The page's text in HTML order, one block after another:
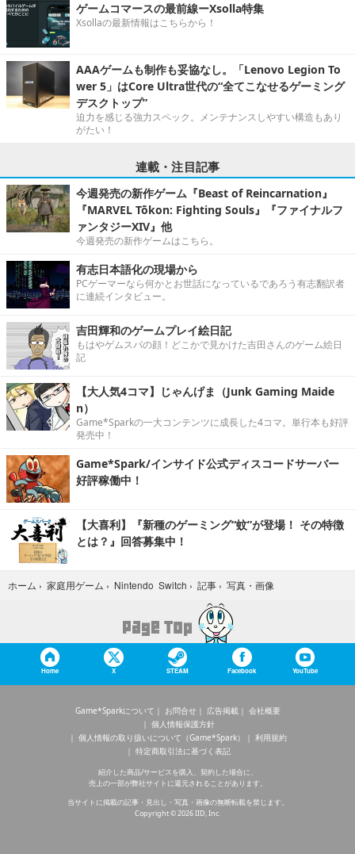
ゲームコマースの最前線ーXsolla特集
Xsollaの最新情報はこちらから！
AAAゲームも制作も妥協なし。「Lenovo Legion To
wer 5」はCore Ultra世代の“全てこなせるゲーミング
デスクトップ”
迫力を感じる強力スペック。メンテナンスしやすい構造もあり
がたい！
連載・注目記事
今週発売の新作ゲーム『Beast of Reincarnation』
『MARVEL Tōkon: Fighting Souls』『ファイナルフ
ァンタジーXIV』他
今週発売の新作ゲームはこちら。
有志日本語化の現場から
PCゲーマーなら何かとお世話になっているであろう有志翻訳者
に連続インタビュー。
吉田輝和のゲームプレイ絵日記
もはやゲムスパの顔！どこかで見かけた吉田さんのゲーム絵日
記
【大人気4コマ】じゃんげま（Junk Gaming Maide
n）
Game*Sparkの一大コンテンツに成長した4コマ。単行本も好評
発売中！
Game*Spark/インサイド公式ディスコードサーバー
好評稼働中！
【大喜利】『新種のゲーミング“蚊”が登場！ その特徴
とは？』回答募集中！
ホーム › 家庭用ゲーム › Nintendo Switch › 記事 › 写真・画像
Home X STEAM Facebook YouTube
Game*Sparkについて お問合せ 広告掲載
会社概要
個人情報保護方針
個人情報の取り扱いについて（Game*Spark）
利用規約
特定商取引法に基づく表記
紹介した商品/サービスを購入、契約した場合に、
売上の一部が弊社サイトに還元されることがあります。
当サイトに掲載の記事・見出し・写真・画像の無断転載を禁じます。
Copyright © 2026 IID, Inc.